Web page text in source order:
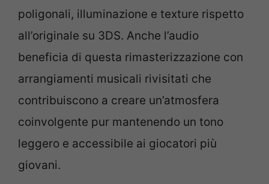
poligonali, illuminazione e texture rispetto
all’originale su 3DS. Anche l’audio
beneficia di questa rimasterizzazione con
arrangiamenti musicali rivisitati che
contribuiscono a creare un’atmosfera
coinvolgente pur mantenendo un tono
leggero e accessibile ai giocatori più
giovani.